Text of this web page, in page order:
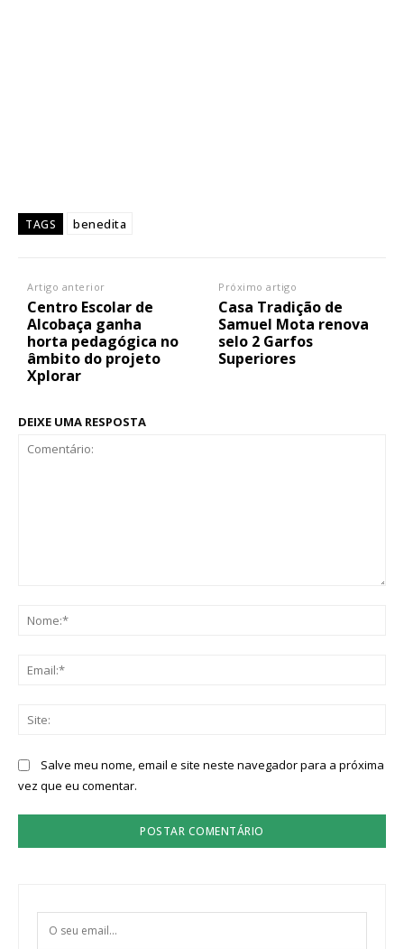
TAGS benedita
Artigo anterior
Centro Escolar de
Alcobaça ganha
horta pedagógica no
âmbito do projeto
Xplorar
Próximo artigo
Casa Tradição de
Samuel Mota renova
selo 2 Garfos
Superiores
DEIXE UMA RESPOSTA
Salve meu nome, email e site neste navegador para a próxima
vez que eu comentar.